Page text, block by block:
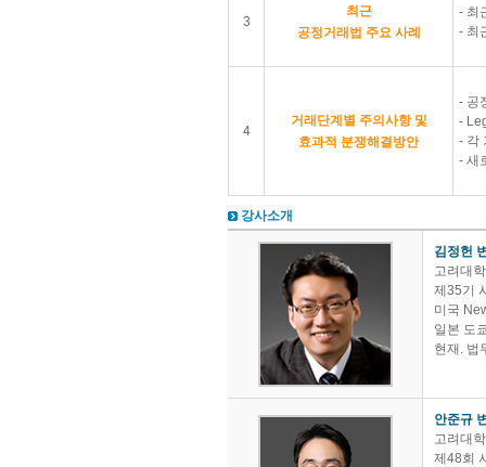
3
최근
공정거래법 주요 사례
- 최
- 최
4
거래단계별 주의사항 및
효과적 분쟁해결방안
- 공
-
- 각
- 새
강사소개
김정헌
고려대
제35기
미국
일본 도
현재. 법
안준규
고려대
제48회